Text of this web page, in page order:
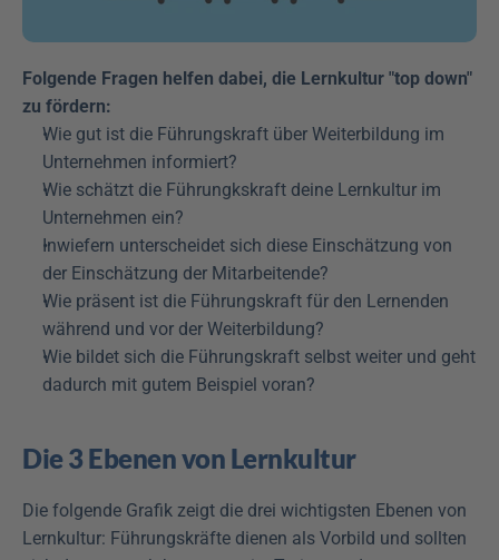
Folgende Fragen helfen dabei, die Lernkultur "top down"
zu fördern:
Wie gut ist die Führungskraft über Weiterbildung im
Unternehmen informiert?
Wie schätzt die Führungkskraft deine Lernkultur im
Unternehmen ein?
Inwiefern unterscheidet sich diese Einschätzung von
der Einschätzung der Mitarbeitende?
Wie präsent ist die Führungskraft für den Lernenden
während und vor der Weiterbildung?
Wie bildet sich die Führungskraft selbst weiter und geht
dadurch mit gutem Beispiel voran?
Die 3 Ebenen von Lernkultur
Die folgende Grafik zeigt die drei wichtigsten Ebenen von
Lernkultur: Führungskräfte dienen als Vorbild und sollten